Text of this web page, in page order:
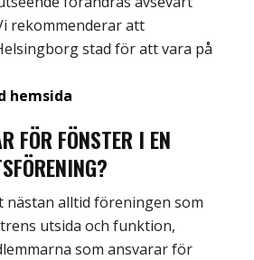
rekommenderar att
stad för att vara på
hemsida
FÖR FÖNSTER I EN
nästan alltid föreningen som
utsida och funktion,
som ansvarar för